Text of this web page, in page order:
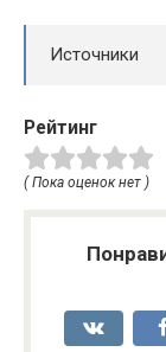
Источники
Рейтинг
( Пока оценок нет )